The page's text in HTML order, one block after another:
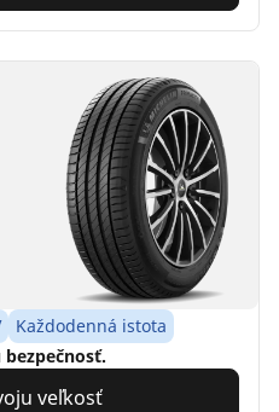
Každodenná istota
veľkosť